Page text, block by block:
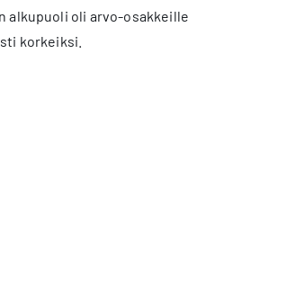
alkupuoli oli arvo-osakkeille
korkeiksi.